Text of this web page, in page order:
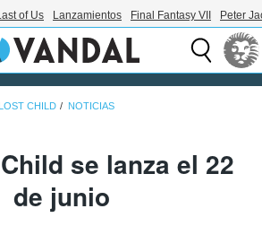
of Us Lanzamientos Final Fantasy VII Peter
CHILD NOTICIAS
se lanza el 22
de junio